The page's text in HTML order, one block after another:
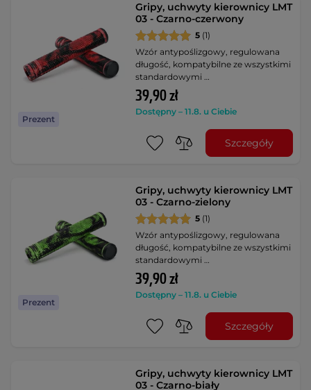
Prezent
Gripy, uchwyty kierownicy LMT
03 - Czarno-czerwony
5 (1)
Wzór antypoślizgowy, regulowana
długość, kompatybilne ze wszystkimi
standardowymi …
39,90 zł
Dostępny – 11.8. u Ciebie
Szczegóły
Prezent
Gripy, uchwyty kierownicy LMT
03 - Czarno-zielony
5 (1)
Wzór antypoślizgowy, regulowana
długość, kompatybilne ze wszystkimi
standardowymi …
39,90 zł
Dostępny – 11.8. u Ciebie
Szczegóły
Gripy, uchwyty kierownicy LMT
03 - Czarno-biały